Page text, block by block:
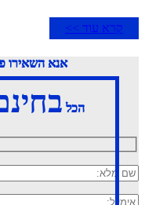
קרא עוד >>
אנא השאירו
הכל